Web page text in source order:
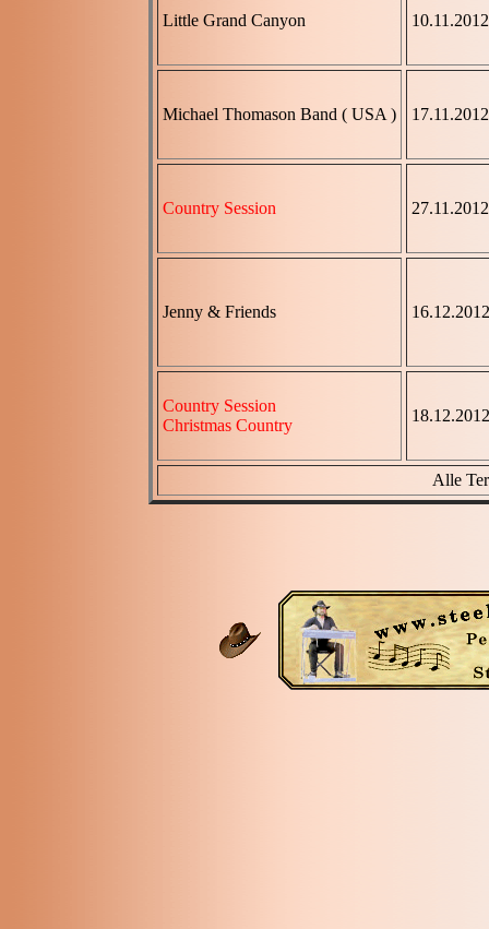
Little Grand Canyon 10.11.2012
Michael Thomason Band ( USA ) 17.11.2012
Country Session 27.11.2012
Jenny & Friends 16.12.2012
Country Session
Christmas Country
18.12.2012
Alle